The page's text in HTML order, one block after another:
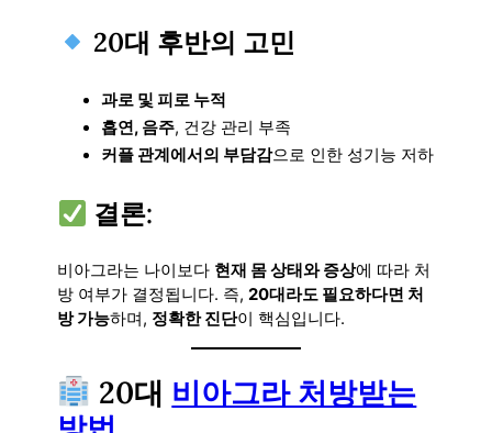
20대 후반의 고민
과로 및 피로 누적
흡연, 음주, 건강 관리 부족
커플 관계에서의 부담감으로 인한 성기능 저하
결론:
비아그라는 나이보다 현재 몸 상태와 증상에 따라 처
방 여부가 결정됩니다. 즉, 20대라도 필요하다면 처
방 가능하며, 정확한 진단이 핵심입니다.
20대 비아그라 처방받는